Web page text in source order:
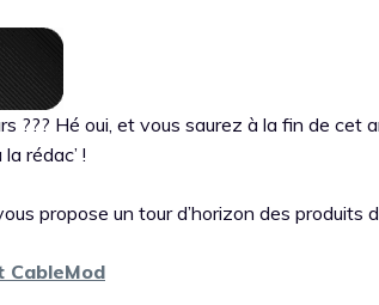
??? Hé oui, et vous saurez à la fin de cet
rédac’ !
propose un tour d’horizon des produits
CableMod